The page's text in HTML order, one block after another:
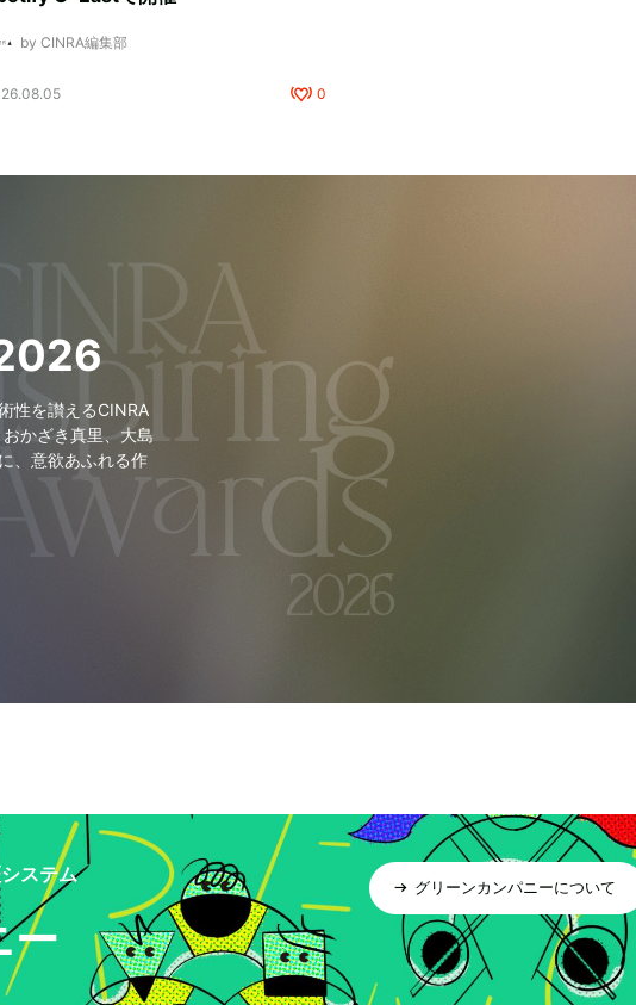
by CINRA編集部
0
性を讃えるCINRA
かざき真里、大島
、意欲あふれる作
ステム
ー
グリーンカンパニーについて